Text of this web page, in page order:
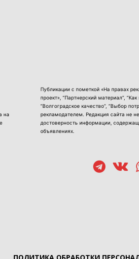
на
Публикации с пометкой «На правах
проект», “Партнерский материал”, “Как
“Волгоградское качество”, “Выбор
рекламодателем. Редакция сайта не
достоверность информации,
объявлениях.
ПОЛИТИКА ОБРАБОТКИ